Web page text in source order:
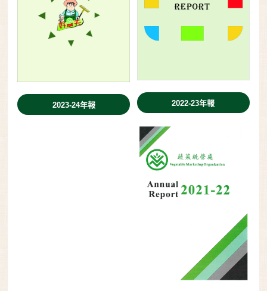
2023-24年報 2022-23年報